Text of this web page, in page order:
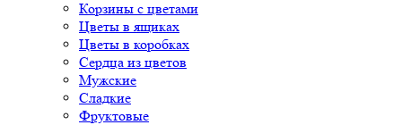
Корзины с цветами
Цветы в ящиках
Цветы в коробках
Сердца из цветов
Мужские
Сладкие
Фруктовые